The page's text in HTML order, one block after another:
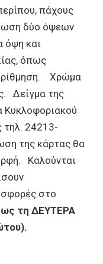
πάχους
δύο όψεων
όψη και
όπως
Χρώμα
Δείγμα της
Κυκλοφοριακού
τηλ. 24213-
της κάρτας θα
Καλούνται
στο
τη ΔΕΥΤΕΡΑ